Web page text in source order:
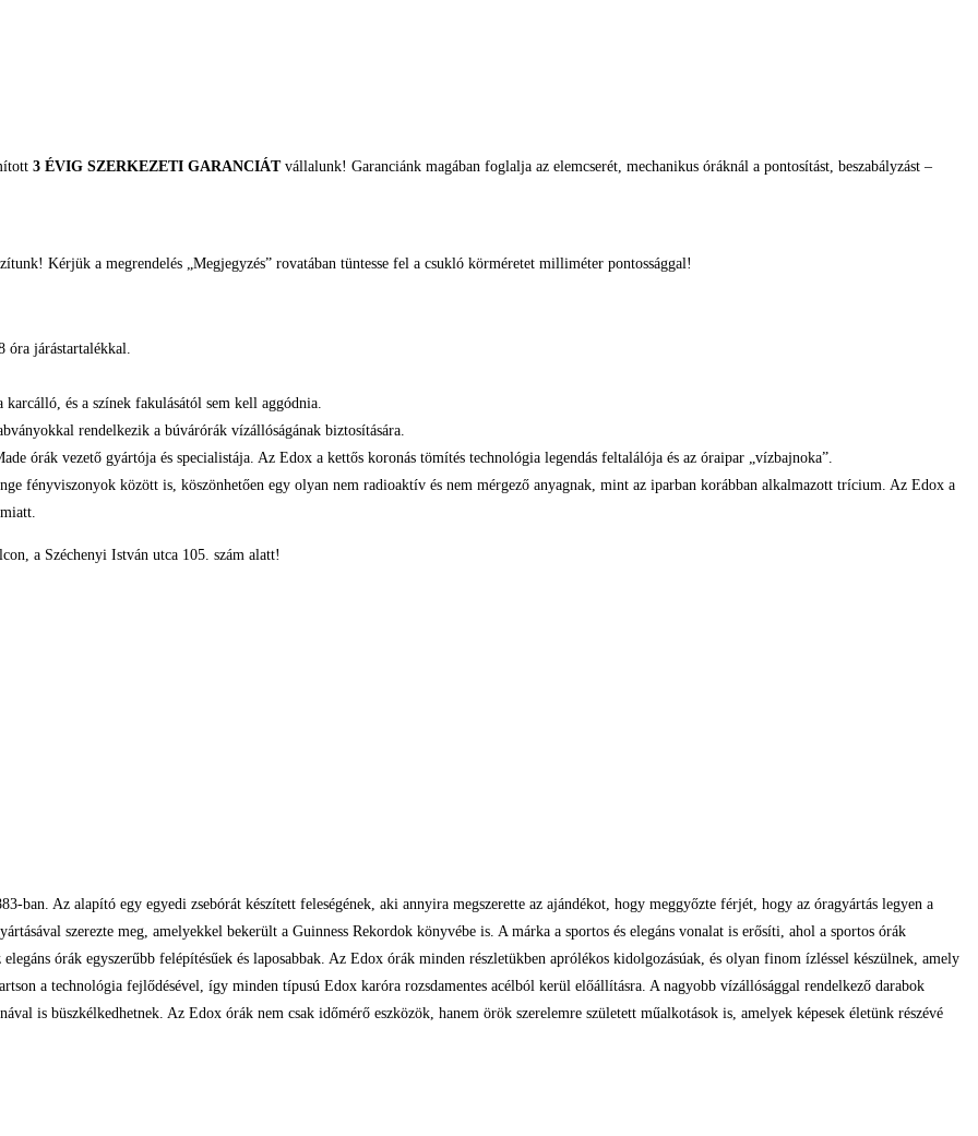
3 ÉVIG SZERKEZETI GARANCIÁTvállalunk! Garanciánk magában foglalja az elemcserét, mechanikus óráknál a pontosítást, beszabályzást –
Kérjük a megrendelés „Megjegyzés” rovatában tüntesse fel a csukló körméretet milliméter pontossággal!
óra járástartalékkal.
karcálló, és a színek fakulásától sem kell aggódnia.
rendelkezik a búvárórák vízállóságának biztosítására.
órák vezető gyártója és specialistája. Az Edox a kettős koronás tömítés technológia legendás feltalálója és az óraipar „vízbajnoka”.
fényviszonyok között is, köszönhetően egy olyan nem radioaktív és nem mérgező anyagnak, mint az iparban korábban alkalmazott trícium. Az Edox a
a Széchenyi István utca 105. szám alatt!
Az alapító egy egyedi zsebórát készített feleségének, aki annyira megszerette az ajándékot, hogy meggyőzte férjét, hogy az óragyártás legyen a
szerezte meg, amelyekkel bekerült a Guinness Rekordok könyvébe is. A márka a sportos és elegáns vonalat is erősíti, ahol a sportos órák
órák egyszerűbb felépítésűek és laposabbak. Az Edox órák minden részletükben aprólékos kidolgozásúak, és olyan finom ízléssel készülnek, amely
a technológia fejlődésével, így minden típusú Edox karóra rozsdamentes acélból kerül előállításra. A nagyobb vízállósággal rendelkező darabok
is büszkélkedhetnek. Az Edox órák nem csak időmérő eszközök, hanem örök szerelemre született műalkotások is, amelyek képesek életünk részévé